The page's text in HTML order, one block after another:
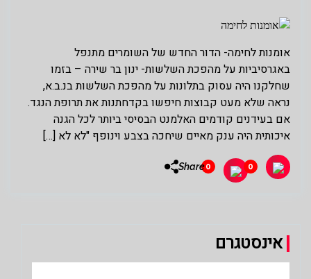
אומנות לחימה- הדור החדש של השומרים מתנפל
באגרסיביות על מהפכת השלשות- ינון בר שירה – בזמו
שחלקנו היה עסוק בתלונות על מהפכת השלשות בנ.ב.א,
נראה שלא מעט קבוצות חיפשו בקדחתנות את תרופת הנגד.
אם בעידנים קודמים האלמנט הבסיסי ביותר לכל הגנה
איכותית היה ענק מאיים שיחכה בצבע וינופף "לא לא […]
0
0
Share
אינסטגרם